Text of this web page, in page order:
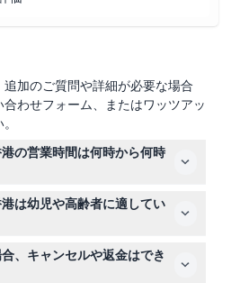
加のご質問や詳細が必要な場合
わせフォーム、またはワッツアッ
の営業時間は何時から何時
は毎日午前10時から午後8時ま
は午後7時まで（変更の可能性
さい）。
は幼児や高齢者に適してい
で入場でき、3歳から11歳まで
齢者も子供料金で入場可能で
、キャンセルや返金はでき